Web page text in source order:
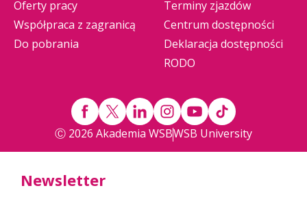
Oferty pracy
Współpraca z zagranicą
Do pobrania
Terminy zjazdów
Centrum dostępności
Deklaracja dostępności
RODO
Ⓒ 2026 Akademia WSBWSB University
Newsletter